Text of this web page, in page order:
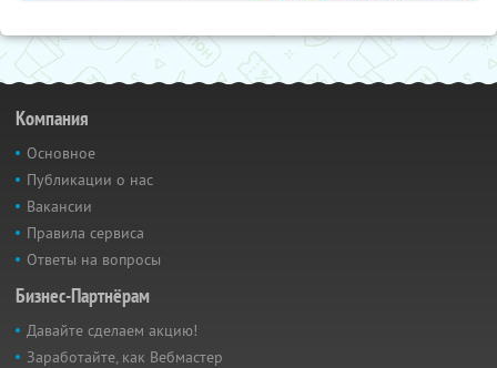
Компания
Основное
Публикации о нас
Вакансии
Правила сервиса
Ответы на вопросы
Бизнес-Партнёрам
Давайте сделаем акцию!
Заработайте, как Вебмастер